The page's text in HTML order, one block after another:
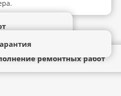
ремонтных работ